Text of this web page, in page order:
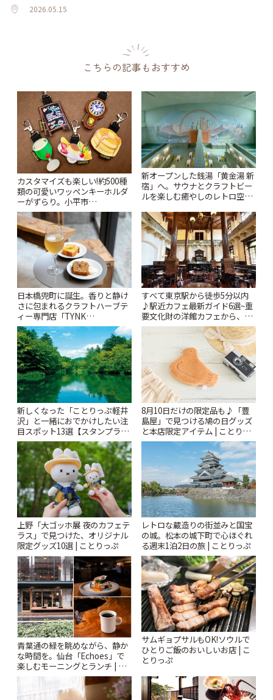
2026.05.15
こちらの記事もおすすめ
カスタマイズも楽しい!約500種
類の可愛いワッペンキーホルダ
ーがずらり。小平市
「Kimamaya T&K」 | ことりっ
ぷ
新オープンした銭湯「黄金湯 新
宿」へ。サウナとクラフトビー
ルを楽しむ癒やしのレトロ空間
日本橋兜町に誕生。香りと静け
さに包まれるクラフトハーブテ
ィー専門店「TYNK
Kabutocho」 | ことりっぷ
すべて東京駅から徒歩5分以内
♪駅近カフェ最新ガイド6選~重
要文化財の洋館カフェから、改
札すぐのレトロ喫茶まで~ | こと
新しくなった「ことりっぷ軽井
沢」と一緒におでかけしたい注
目スポット13選【スタンプラリ
ー開催中】 | ことりっぷ
8月10日だけの限定品も♪「豊
島屋」で見つける鳩の日グッズ
と本店限定アイテム | ことりっ
ぷ
上野「大ゴッホ展 夜のカフェテ
ラス」で見つけた、オリジナル
限定グッズ10選 | ことりっぷ
レトロな蔵造りの街並みと国宝
の城。松本の城下町で心ほぐれ
る週末1泊2日の旅 | ことりっぷ
青葉通の緑を眺めながら、静か
な時間を。仙台「Echoes」で
楽しむモーニングとランチ | こ
とりっぷ
サムギョプサルもOK!ソウルで
ひとりご飯のおいしいお店 | こ
とりっぷ